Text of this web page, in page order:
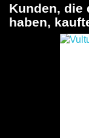
Kunden, die
haben,